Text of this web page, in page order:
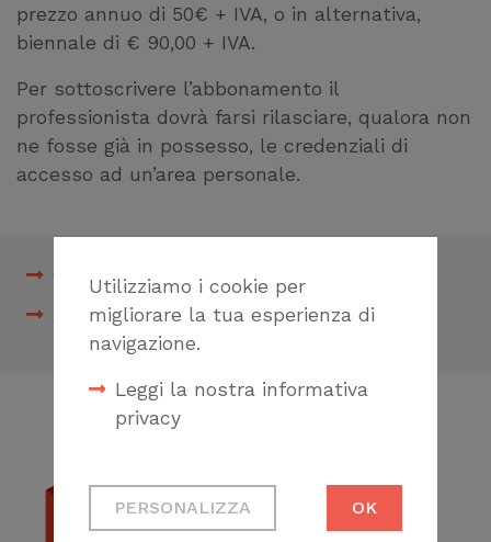
Utilizziamo i cookie per
migliorare la tua esperienza di
navigazione.
Leggi la nostra informativa
privacy
Cookie tecnici
Necessari per
PERSONALIZZA OK
prezzo annuo di 50€ + IVA, o in alternativa,
biennale di € 90,00 + IVA.
Per sottoscrivere l’abbonamento il
professionista dovrà farsi rilasciare, qualora non
ne fosse già in possesso, le credenziali di
accesso ad un’area personale.
Circolare 44 Accordo CNAPPC-UNI
Accordo di collaborazione CNAPPC-UNI